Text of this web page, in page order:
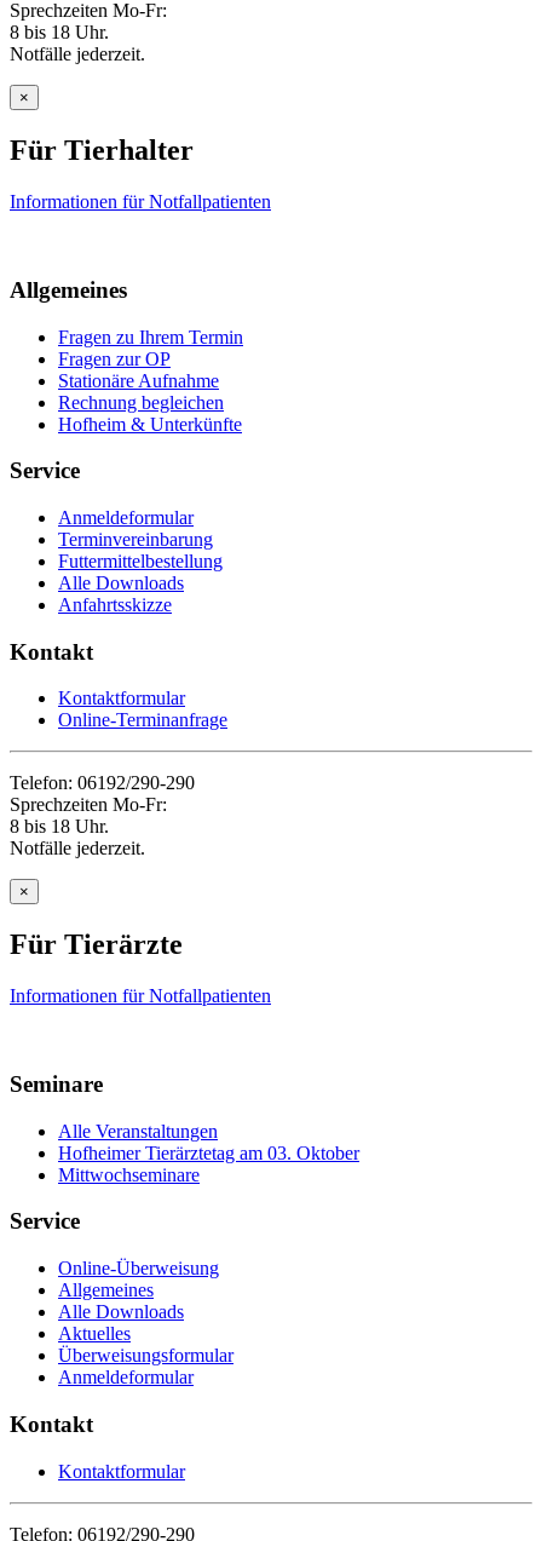
Sprechzeiten Mo-Fr:
8 bis 18 Uhr.
Notfälle jederzeit.
×
Für Tierhalter
Informationen für Notfallpatienten
Allgemeines
Fragen zu Ihrem Termin
Fragen zur OP
Stationäre Aufnahme
Rechnung begleichen
Hofheim & Unterkünfte
Service
Anmeldeformular
Terminvereinbarung
Futtermittelbestellung
Alle Downloads
Anfahrtsskizze
Kontakt
Kontaktformular
Online-Terminanfrage
Telefon: 06192/290-290
Sprechzeiten Mo-Fr:
8 bis 18 Uhr.
Notfälle jederzeit.
×
Für Tierärzte
Informationen für Notfallpatienten
Seminare
Alle Veranstaltungen
Hofheimer Tierärztetag am 03. Oktober
Mittwochseminare
Service
Online-Überweisung
Allgemeines
Alle Downloads
Aktuelles
Überweisungsformular
Anmeldeformular
Kontakt
Kontaktformular
Telefon: 06192/290-290